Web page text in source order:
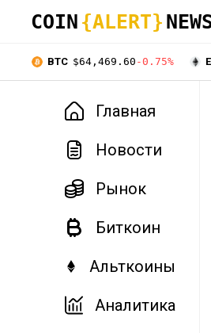
COIN {ALERT}
BTC $64,469.60 -0.75%
Главная
Новости
Рынок
Биткоин
Альткоины
Аналитика